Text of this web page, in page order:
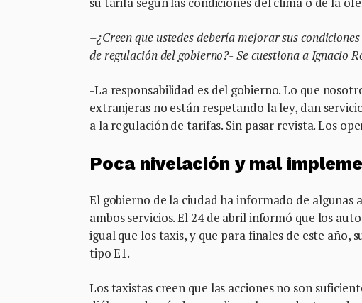
–¿Creen que ustedes debería mejorar sus
de regulación del gobierno?- Se cuestiona a Ignacio
-La responsabilidad es del gobierno. Lo que
extranjeras no están respetando la ley, dan
a la regulación de tarifas. Sin pasar revista. Los
Poca nivelación y mal
El gobierno de la ciudad ha informado de algunas
ambos servicios. El 24 de abril informó que los
igual que los taxis, y que para finales de este
tipo E1.
Los taxistas creen que las acciones no son